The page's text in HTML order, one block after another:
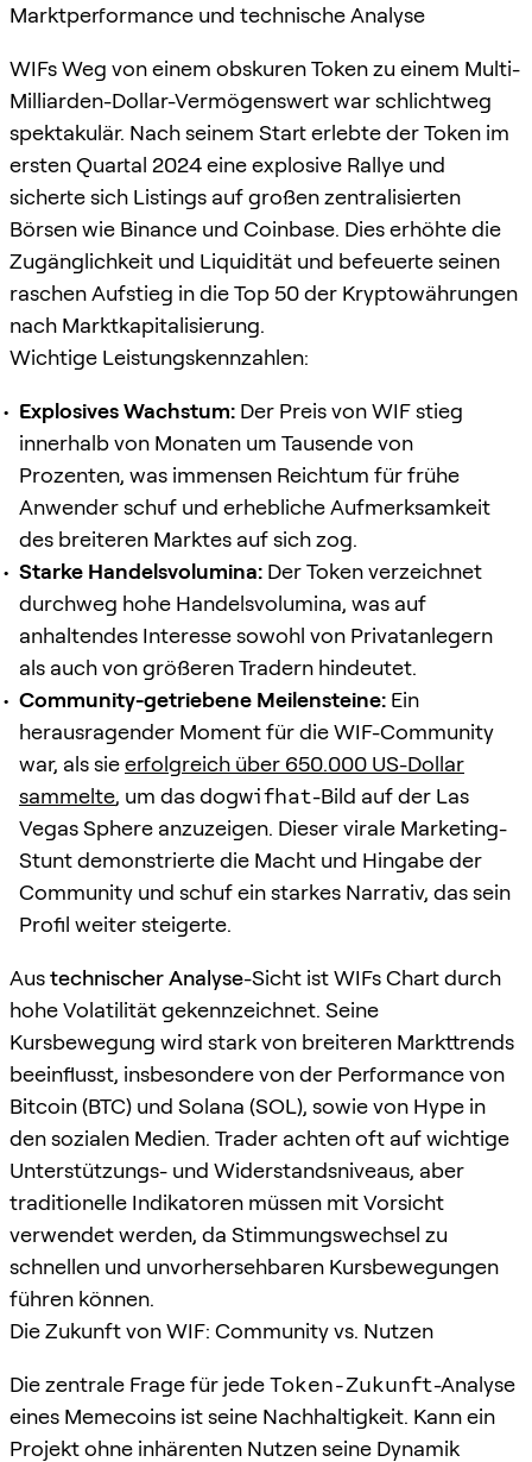
Marktperformance und technische Analyse
WIFs Weg von einem obskuren Token zu einem Multi-
Milliarden-Dollar-Vermögenswert war schlichtweg
spektakulär. Nach seinem Start erlebte der Token im
ersten Quartal 2024 eine explosive Rallye und
sicherte sich Listings auf großen zentralisierten
Börsen wie Binance und Coinbase. Dies erhöhte die
Zugänglichkeit und Liquidität und befeuerte seinen
raschen Aufstieg in die Top 50 der Kryptowährungen
nach Marktkapitalisierung.
Wichtige Leistungskennzahlen:
Explosives Wachstum: Der Preis von WIF stieg
innerhalb von Monaten um Tausende von
Prozenten, was immensen Reichtum für frühe
Anwender schuf und erhebliche Aufmerksamkeit
des breiteren Marktes auf sich zog.
Starke Handelsvolumina: Der Token verzeichnet
durchweg hohe Handelsvolumina, was auf
anhaltendes Interesse sowohl von Privatanlegern
als auch von größeren Tradern hindeutet.
Community-getriebene Meilensteine: Ein
herausragender Moment für die WIF-Community
war, als sieerfolgreich über 650.000 US-Dollar
sammelte, um dasdogwifhat-Bild auf der Las
Vegas Sphere anzuzeigen. Dieser virale Marketing-
Stunt demonstrierte die Macht und Hingabe der
Community und schuf ein starkes Narrativ, das sein
Profil weiter steigerte.
Austechnischer Analyse-Sicht ist WIFs Chart durch
hohe Volatilität gekennzeichnet. Seine
Kursbewegung wird stark von breiteren Markttrends
beeinflusst, insbesondere von der Performance von
Bitcoin (BTC) und Solana (SOL), sowie von Hype in
den sozialen Medien. Trader achten oft auf wichtige
Unterstützungs- und Widerstandsniveaus, aber
traditionelle Indikatoren müssen mit Vorsicht
verwendet werden, da Stimmungswechsel zu
schnellen und unvorhersehbaren Kursbewegungen
führen können.
Die Zukunft von WIF: Community vs. Nutzen
Die zentrale Frage für jedeToken-Zukunft-Analyse
eines Memecoins ist seine Nachhaltigkeit. Kann ein
Projekt ohne inhärenten Nutzen seine Dynamik